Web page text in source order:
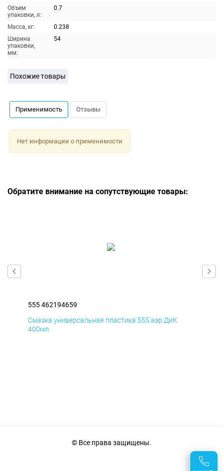
Объем
упаковки, л:
0.7
Масса, кг:
0.238
Ширина
упаковки,
мм:
54
Похожие товары
Применимость Отзывы
Нет информации о применимости
Обратите внимание на сопутствующие товары:
555 462194659
Смазка универсальная пластика 555 аэр ДиК
400мл
© Все права защищены.